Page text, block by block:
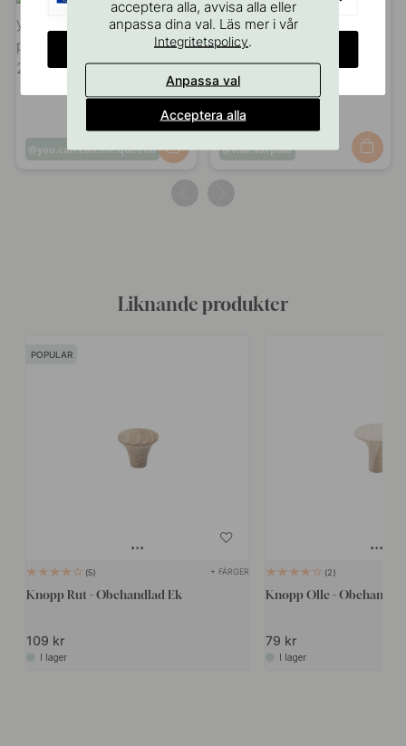
Inlägg
you.can.call.me.queenb
Inlägg
av
villa.varpula
Liknande produkter
POPULAR
5 + FÄRGER
Knopp Rut - Obehandlad Ek
109 kr
I lager
2
Knopp Olle -
79 kr
I lager
acceptera alla, avvisa alla eller
anpassa dina val. Läs mer i vår
Integritetspolicy.
Anpassa val
Acceptera alla
CHANGE COUNTRY